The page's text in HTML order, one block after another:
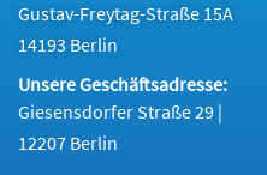
Gustav-Freytag-Straße 15A
14193 Berlin
Unsere Geschäftsadresse:
Giesensdorfer Straße 29 |
12207 Berlin